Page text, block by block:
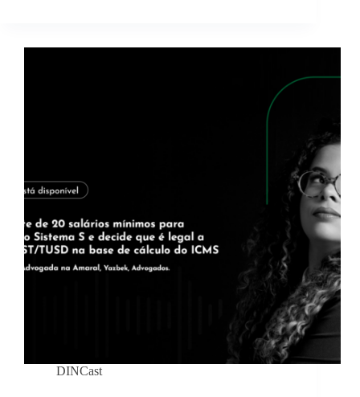
DINCast